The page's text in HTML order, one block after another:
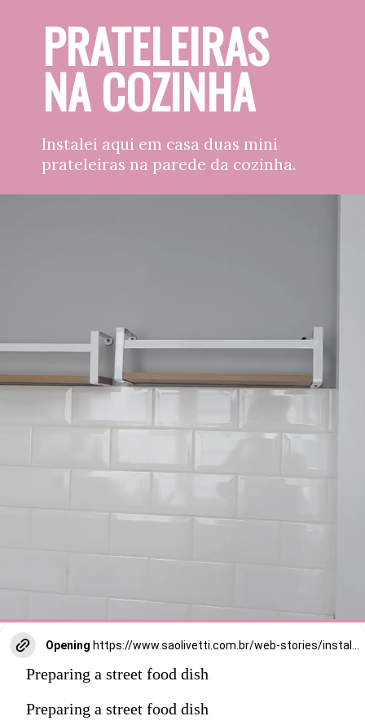
Instalei aqui em casa duas mini
prateleiras na parede da cozinha.
PRATELEIRAS
NA COZINHA
Opening
Preparing a street food dish
Preparing a street food dish
Gostei dessa prateleira pprque
ela não é larga e tem essa